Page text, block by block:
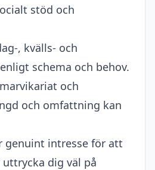
stöd och
, kvälls- och
schema och behov.
och
och omfattning kan
genuint intresse för att
dig väl på